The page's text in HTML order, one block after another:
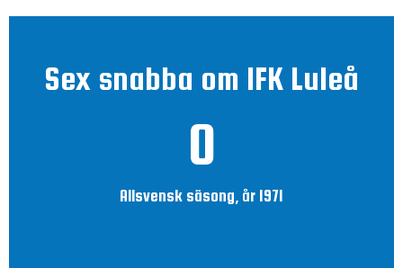
Sex snabba om IFK Luleå
0
Allsvensk säsong, år 1971